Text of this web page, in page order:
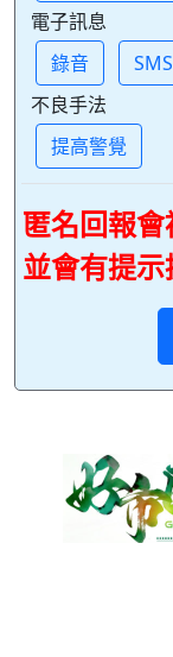
電子訊息
錄音
不良手法
提高警覺
匿名回報
並會有提